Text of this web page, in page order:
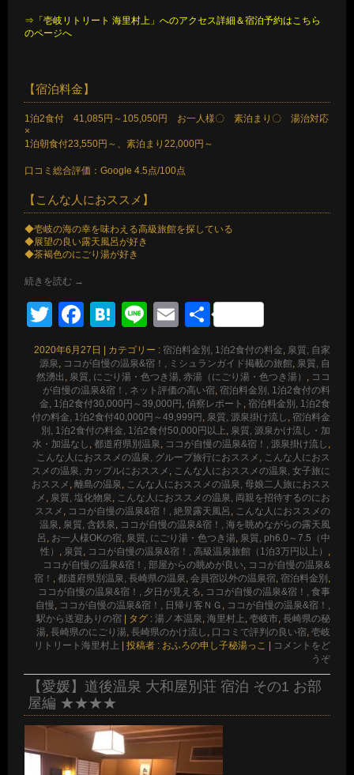
⇒「壱岐リトリート 海里村上」へのアクセス詳細＆宿泊予約はこちら
のページへ
【宿泊料金】
1泊2食付 41,085円～105,050円 お一人様〇 素泊まり〇 湯治対応
×
1泊朝食付23,550円～、素泊まり22,000円～
口コミ総合評価：Google 4.5点/100点
【こんな人におススメ】
◆壱岐の海の幸を味わえる高級旅館を探している
◆展望の良い露天風呂が好き
◆茶褐色のにごり湯が好き
続きを読む →
TwitterFacebook
Hatena
LineEmail
共
有
2020年6月27日 | カテゴリー : 宿泊料金別, 1泊2食付の料金 泉質, 自家
源泉
ココが自慢の温泉&宿！, ミシュランガイド掲載の旅館 泉質, 自
然湧出
泉質, にごり湯・色つき湯, 赤湯（にごり湯・色つき湯）
ココ
が自慢の温泉&宿！, ネット評価の高い宿 宿泊料金別, 1泊2食付の料
金, 1泊2食付30,000円～39,000円 偵察レポート
宿泊料金別, 1泊2食
付の料金, 1泊2食付40,000円～49,999円 泉質, 源泉掛け流し 宿泊料金
別, 1泊2食付の料金, 1泊2食付50,000円以上 泉質, 源泉かけ流し・加
水・加温なし 都道府県別温泉 ココが自慢の温泉&宿！, 源泉掛け流し
こんな人におススメの温泉, グループ旅行におススメ
こんな人におス
スメの温泉, カップルにおススメ
こんな人におススメの温泉, 女子旅に
おススメ 離島の温泉
こんな人におススメの温泉, 母娘二人旅におスス
メ
泉質, 塩化物泉
こんな人におススメの温泉, 両親を招待するのにお
ススメ
ココが自慢の温泉&宿！, 絶景露天風呂
こんな人におススメの
温泉 泉質, 含鉄泉
ココが自慢の温泉&宿！, 海を眺めながらの露天風
呂
お一人様OKの宿 泉質, にごり湯・色つき湯 泉質, ph6.0～7.5（中
性）
泉質 ココが自慢の温泉&宿！, 高級温泉旅館（1泊3万円以上）
ココが自慢の温泉&宿！, 部屋からの眺めが良い
ココが自慢の温泉&
宿！
都道府県別温泉, 長崎県の温泉 会員宿以外の温泉宿 宿泊料金別
ココが自慢の温泉&宿！, 夕日が見える
ココが自慢の温泉&宿！, 食事
自慢
ココが自慢の温泉&宿！, 日帰り客ＮＧ
ココが自慢の温泉&宿！,
駅から送迎ありの宿 | タグ : 湯ノ本温泉 海里村上 壱岐市 長崎県の秘
湯 長崎県のにごり湯 長崎県のかけ流し 口コミで評判の良い宿 壱岐
リトリート海里村上 | 投稿者 : おふろの申し子秘湯っこ | コメントをど
うぞ
【愛媛】道後温泉 大和屋別荘 宿泊 その1 お部
屋編 ★★★★